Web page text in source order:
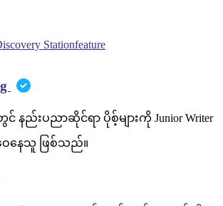
Stationfeature
တွင် နည်းပညာဆိုင်ရာ ပိုစ့်များကို Junior Writer
ေနေသူ ဖြစ်သည်။